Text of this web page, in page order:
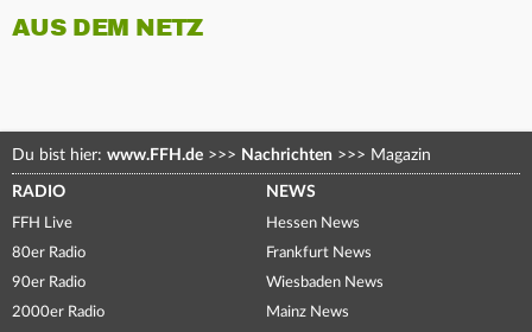
AUS DEM NETZ
Du bist hier: www.FFH.de >>> Nachrichten >>> Magazin
RADIO
FFH Live
80er Radio
90er Radio
2000er Radio
NEWS
Hessen News
Frankfurt News
Wiesbaden News
Mainz News